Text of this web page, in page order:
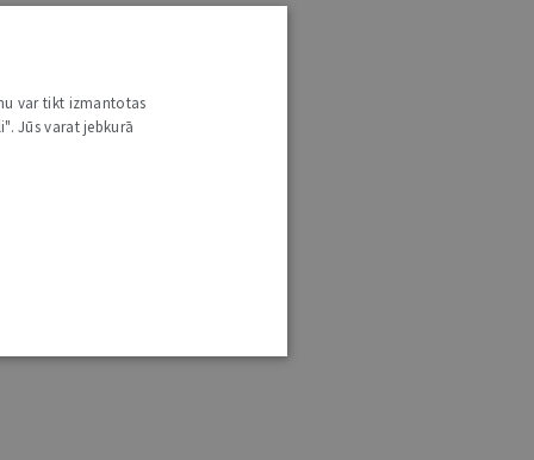
var tikt izmantotas
Jūs varat jebkurā